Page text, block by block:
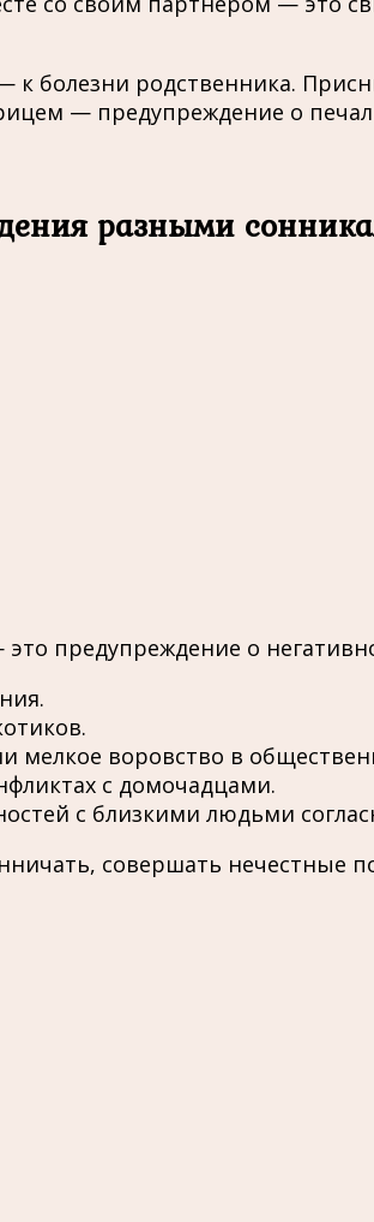
болезни родственника.
— предупреждение о
разными
предупреждение о
воровство в
с домочадцами.
с близкими людьми
совершать нечестные